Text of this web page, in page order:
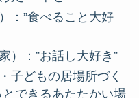
：”食べること大好
）：”お話し大好き”
子どもの居場所づく
とできるあたたかい場